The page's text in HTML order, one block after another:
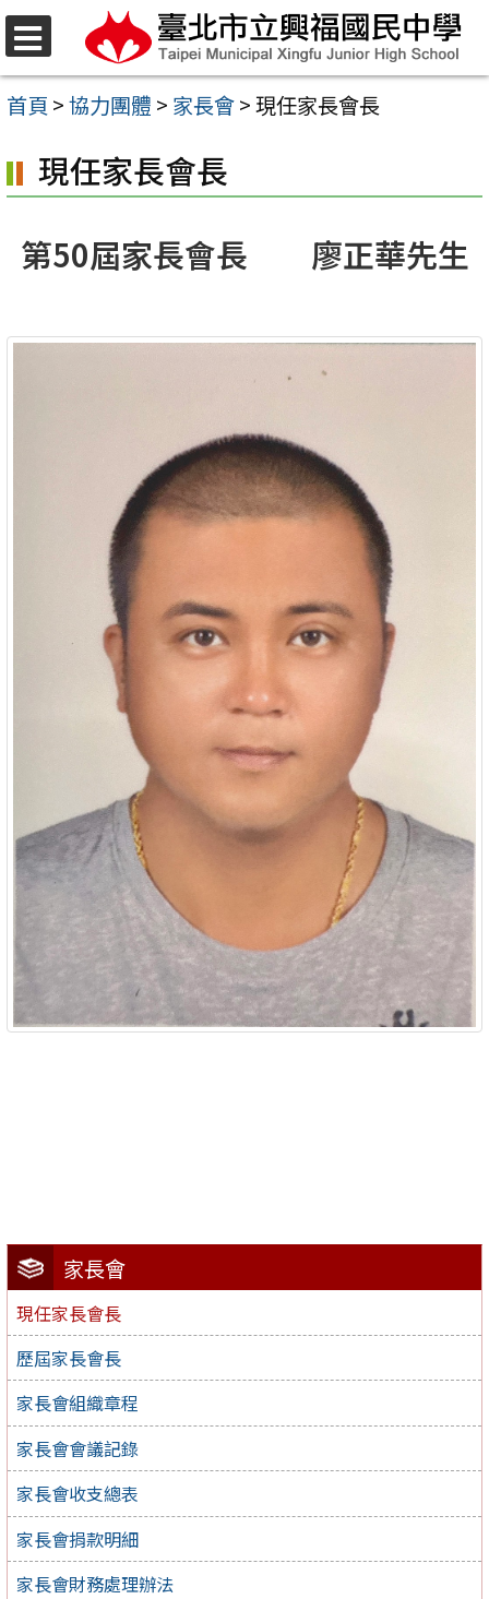
選
單
跳
至
主
內
容
首頁 >協力團體 > 家長會>現任家長會長
家長會
現任家長會長
歷屆家長會長
家長會組織章程
家長會會議記錄
家長會收支總表
家長會捐款明細
家長會財務處理辦法
現任家長會長
第50屆家長會長 廖正華先生